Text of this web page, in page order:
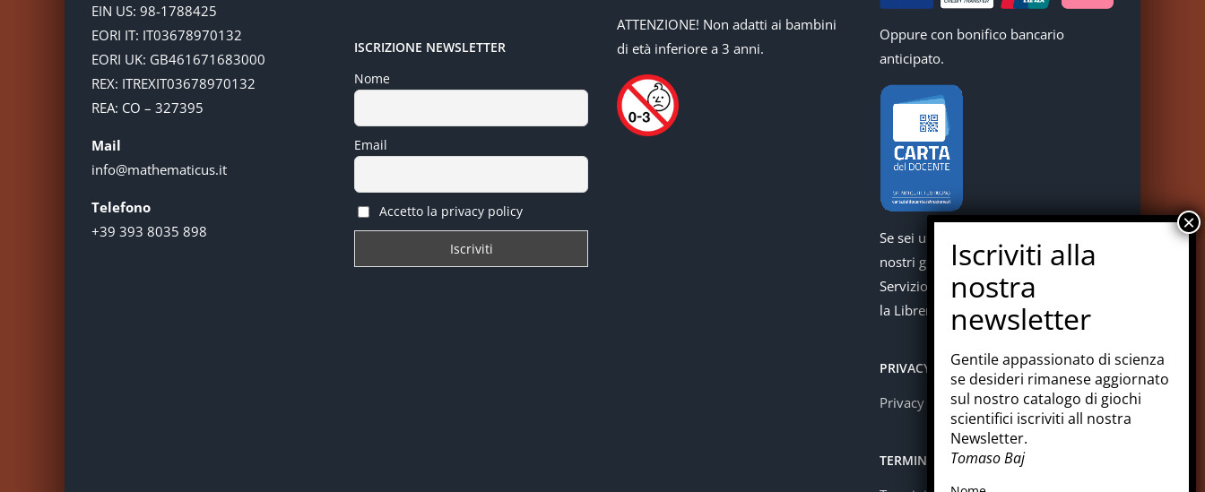
EIN US: 98-1788425
EORI IT: IT03678970132
EORI UK: GB461671683000
REX: ITREXIT03678970132
REA: CO – 327395
Mail
info@mathematicus.it
Telefono
+39 393 8035 898
ISCRIZIONE NEWSLETTER
Nome
Email
Accetto la privacy policy
ATTENZIONE! Non adatti ai bambini
di età inferiore a 3 anni.
Oppure con bonifico bancario
anticipato.
Se sei un docente puoi acquistare i
nostri giochi con la carta del docente.
Servizio offerto in collaborazione con
la Libreria Colosi di Messina.
PRIVACY
Privacy policy
TERMINI E CONDIZIONI
Gentile appassionato di scienza
se desideri rimanese aggiornato
sul nostro catalogo di giochi
scientifici iscriviti all nostra
Newsletter.
Tomaso Baj